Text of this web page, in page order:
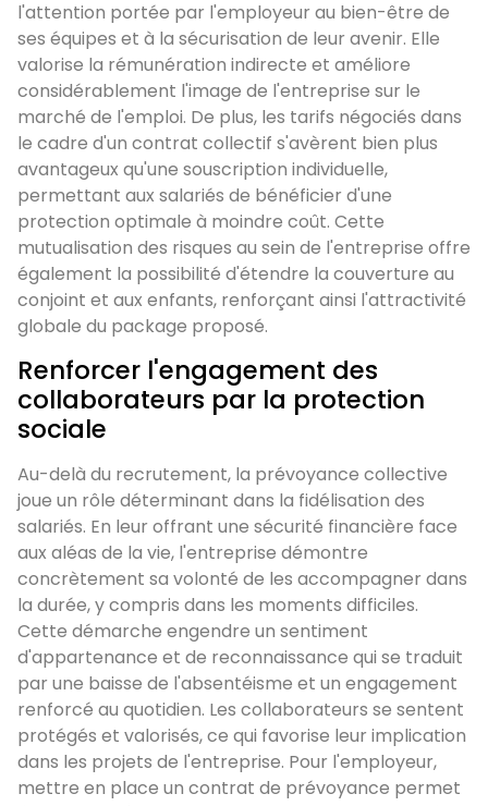
l'attention portée par l'employeur au bien-être de
ses équipes et à la sécurisation de leur avenir. Elle
valorise la rémunération indirecte et améliore
considérablement l'image de l'entreprise sur le
marché de l'emploi. De plus, les tarifs négociés dans
le cadre d'un contrat collectif s'avèrent bien plus
avantageux qu'une souscription individuelle,
permettant aux salariés de bénéficier d'une
protection optimale à moindre coût. Cette
mutualisation des risques au sein de l'entreprise offre
également la possibilité d'étendre la couverture au
conjoint et aux enfants, renforçant ainsi l'attractivité
globale du package proposé.
Renforcer l'engagement des
collaborateurs par la protection
sociale
Au-delà du recrutement, la prévoyance collective
joue un rôle déterminant dans la fidélisation des
salariés. En leur offrant une sécurité financière face
aux aléas de la vie, l'entreprise démontre
concrètement sa volonté de les accompagner dans
la durée, y compris dans les moments difficiles.
Cette démarche engendre un sentiment
d'appartenance et de reconnaissance qui se traduit
par une baisse de l'absentéisme et un engagement
renforcé au quotidien. Les collaborateurs se sentent
protégés et valorisés, ce qui favorise leur implication
dans les projets de l'entreprise. Pour l'employeur,
mettre en place un contrat de prévoyance permet